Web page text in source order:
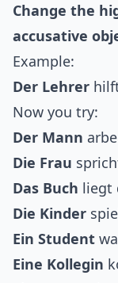
Change the
accusative
Example:
Der Lehrer
Now you try:
Der Mann
Die Frau
Das Buch liegt
Die Kinder
Ein Student
Eine Kollegin